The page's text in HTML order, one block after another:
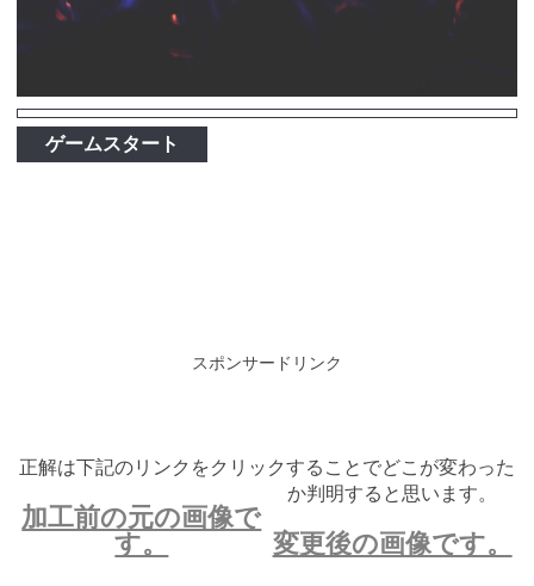
ゲームスタート
スポンサードリンク
正解は下記のリンクをクリックすることでどこが変わった
か判明すると思います。
加工前の元の画像で
す。
変更後の画像です。